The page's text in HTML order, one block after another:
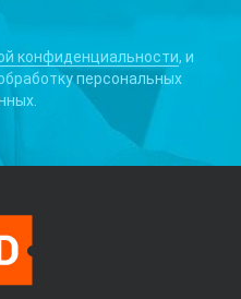
конфиденциальности, и
персональных